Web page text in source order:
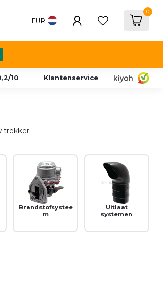
EUR
0
10 Klantenservice
trekker.
Brandstofsystee
m
Uitlaat
systemen